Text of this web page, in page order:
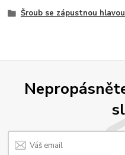
Šroub se zápustnou